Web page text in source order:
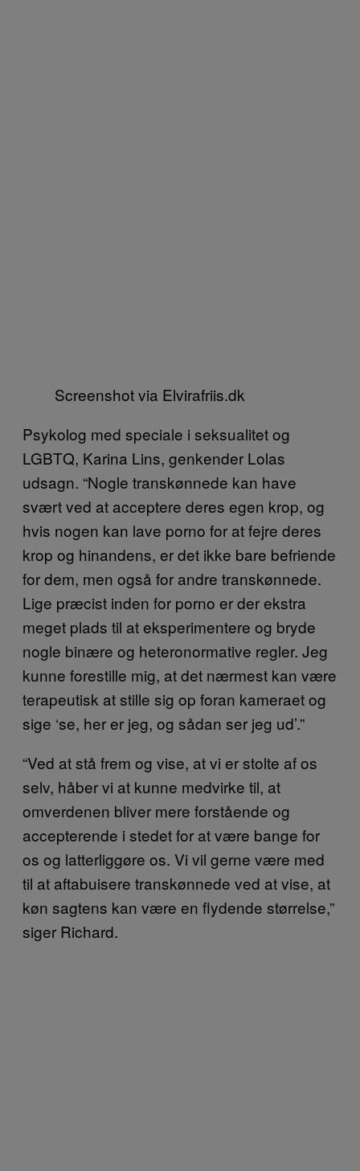
Screenshot via Elvirafriis.dk
Psykolog med speciale i seksualitet og
LGBTQ, Karina Lins, genkender Lolas
udsagn. “Nogle transkønnede kan have
svært ved at acceptere deres egen krop, og
hvis nogen kan lave porno for at fejre deres
krop og hinandens, er det ikke bare befriende
for dem, men også for andre transkønnede.
Lige præcist inden for porno er der ekstra
meget plads til at eksperimentere og bryde
nogle binære og heteronormative regler. Jeg
kunne forestille mig, at det nærmest kan være
terapeutisk at stille sig op foran kameraet og
sige ‘se, her er jeg, og sådan ser jeg ud’.”
“Ved at stå frem og vise, at vi er stolte af os
selv, håber vi at kunne medvirke til, at
omverdenen bliver mere forstående og
accepterende i stedet for at være bange for
os og latterliggøre os. Vi vil gerne være med
til at aftabuisere transkønnede ved at vise, at
køn sagtens kan være en flydende størrelse,”
siger Richard.